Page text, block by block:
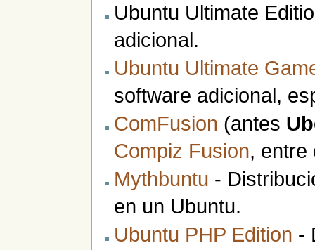
Ubuntu Ultimate
adicional.
Ubuntu Ultimate
software adicional,
ComFusion (antes
Compiz Fusion, entre
Mythbuntu -
en un Ubuntu.
Ubuntu PHP Edition -